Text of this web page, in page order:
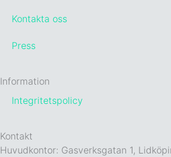
Kontakta oss
Press
Information
Integritetspolicy
Kontakt
Huvudkontor: Gasverksgatan 1,